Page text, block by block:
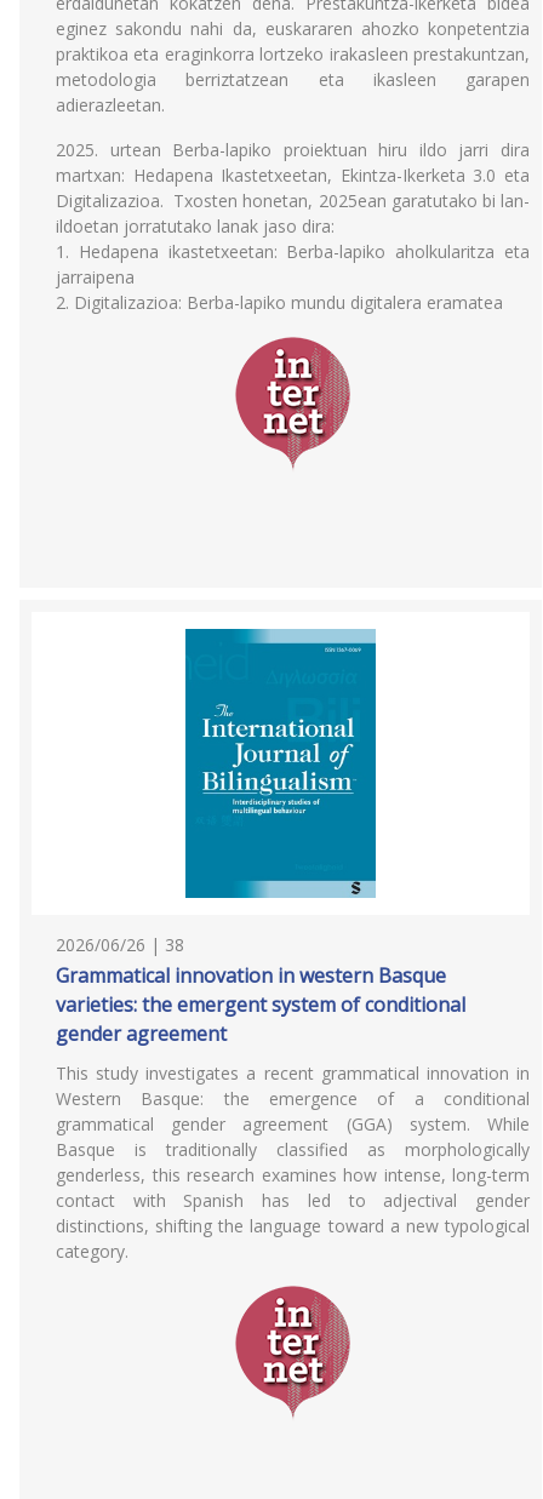
eginez sakondu nahi da, euskararen ahozko konpetentzia
praktikoa eta eraginkorra lortzeko irakasleen prestakuntzan,
metodologia berriztatzean eta ikasleen garapen
adierazleetan.
2025. urtean Berba-lapiko proiektuan hiru ildo jarri dira
martxan: Hedapena Ikastetxeetan, Ekintza-Ikerketa 3.0 eta
Digitalizazioa. Txosten honetan, 2025ean garatutako bi lan-
ildoetan jorratutako lanak jaso dira:
1. Hedapena ikastetxeetan: Berba-lapiko aholkularitza eta
jarraipena
2. Digitalizazioa: Berba-lapiko mundu digitalera eramatea
2026/06/26 | 38
Grammatical innovation in western Basque
varieties: the emergent system of conditional
gender agreement
This study investigates a recent grammatical innovation in
Western Basque: the emergence of a conditional
grammatical gender agreement (GGA) system. While
Basque is traditionally classified as morphologically
genderless, this research examines how intense, long-term
contact with Spanish has led to adjectival gender
distinctions, shifting the language toward a new typological
category.